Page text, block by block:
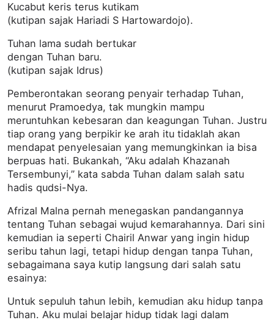
Kucabut keris terus kutikam
(kutipan sajak Hariadi S Hartowardojo).
Tuhan lama sudah bertukar
dengan Tuhan baru.
(kutipan sajak Idrus)
Pemberontakan seorang penyair terhadap Tuhan,
menurut Pramoedya, tak mungkin mampu
meruntuhkan kebesaran dan keagungan Tuhan. Justru
tiap orang yang berpikir ke arah itu tidaklah akan
mendapat penyelesaian yang memungkinkan ia bisa
berpuas hati. Bukankah, “Aku adalah Khazanah
Tersembunyi,” kata sabda Tuhan dalam salah satu
hadis qudsi-Nya.
Afrizal Malna pernah menegaskan pandangannya
tentang Tuhan sebagai wujud kemarahannya. Dari sini
kemudian ia seperti Chairil Anwar yang ingin hidup
seribu tahun lagi, tetapi hidup dengan tanpa Tuhan,
sebagaimana saya kutip langsung dari salah satu
esainya:
Untuk sepuluh tahun lebih, kemudian aku hidup tanpa
Tuhan. Aku mulai belajar hidup tidak lagi dalam